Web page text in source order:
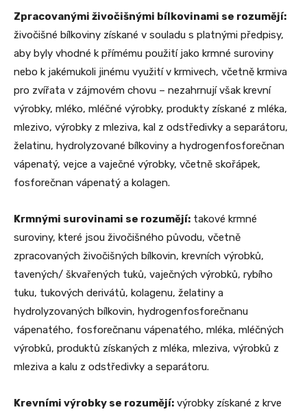
Zpracovanými živočišnými bílkovinami se rozumějí:
živočišné bílkoviny získané v souladu s platnými předpisy,
aby byly vhodné k přímému použití jako krmné suroviny
nebo k jakémukoli jinému využití v krmivech, včetně krmiva
pro zvířata v zájmovém chovu – nezahrnují však krevní
výrobky, mléko, mléčné výrobky, produkty získané z mléka,
mlezivo, výrobky z mleziva, kal z odstředivky a separátoru,
želatinu, hydrolyzované bílkoviny a hydrogenfosforečnan
vápenatý, vejce a vaječné výrobky, včetně skořápek,
fosforečnan vápenatý a kolagen.
Krmnými surovinami se rozumějí: takové krmné
suroviny, které jsou živočišného původu, včetně
zpracovaných živočišných bílkovin, krevních výrobků,
tavených/ škvařených tuků, vaječných výrobků, rybího
tuku, tukových derivátů, kolagenu, želatiny a
hydrolyzovaných bílkovin, hydrogenfosforečnanu
vápenatého, fosforečnanu vápenatého, mléka, mléčných
výrobků, produktů získaných z mléka, mleziva, výrobků z
mleziva a kalu z odstředivky a separátoru.
Krevními výrobky se rozumějí: výrobky získané z krve